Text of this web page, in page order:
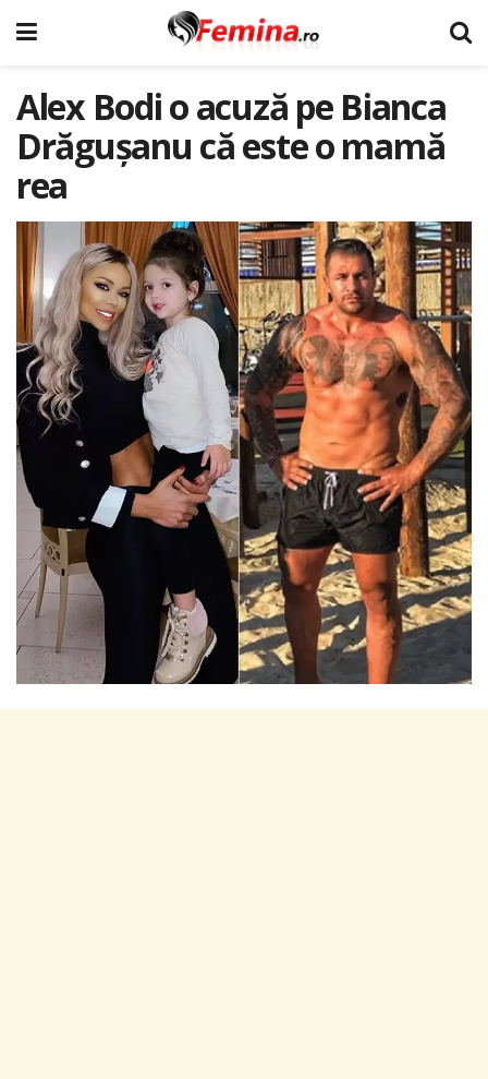
Alex Bodi o acuză pe Bianca
Drăgușanu că este o mamă
rea